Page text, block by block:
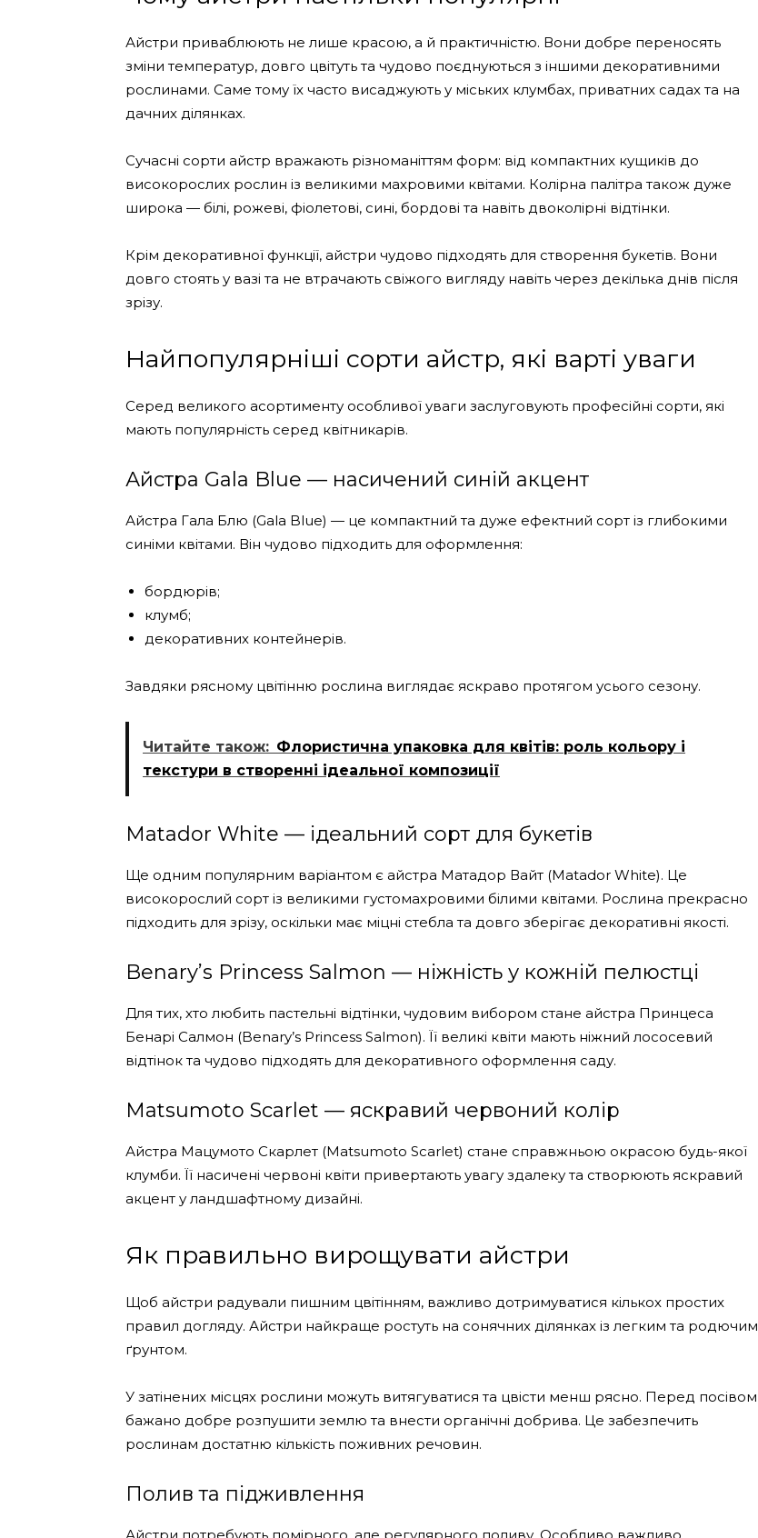
Айстри приваблюють не лише красою, а й практичністю. Вони добре переносять
зміни температур, довго цвітуть та чудово поєднуються з іншими декоративними
рослинами. Саме тому їх часто висаджують у міських клумбах, приватних садах та на
дачних ділянках.
Сучасні сорти айстр вражають різноманіттям форм: від компактних кущиків до
високорослих рослин із великими махровими квітами. Колірна палітра також дуже
широка — білі, рожеві, фіолетові, сині, бордові та навіть двоколірні відтінки.
Крім декоративної функції, айстри чудово підходять для створення букетів. Вони
довго стоять у вазі та не втрачають свіжого вигляду навіть через декілька днів після
зрізу.
Найпопулярніші сорти айстр, які варті уваги
Серед великого асортименту особливої уваги заслуговують професійні сорти, які
мають популярність серед квітникарів.
Айстра Gala Blue — насичений синій акцент
Айстра Гала Блю (Gala Blue) — це компактний та дуже ефектний сорт із глибокими
синіми квітами. Він чудово підходить для оформлення:
бордюрів;
клумб;
декоративних контейнерів.
Завдяки рясному цвітінню рослина виглядає яскраво протягом усього сезону.
Читайте також: Флористична упаковка для квітів: роль кольору і
текстури в створенні ідеальної композиції
Matador White — ідеальний сорт для букетів
Ще одним популярним варіантом є айстра Матадор Вайт (Matador White). Це
високорослий сорт із великими густомахровими білими квітами. Рослина прекрасно
підходить для зрізу, оскільки має міцні стебла та довго зберігає декоративні якості.
Benary’s Princess Salmon — ніжність у кожній пелюстці
Для тих, хто любить пастельні відтінки, чудовим вибором стане айстра Принцеса
Бенарі Салмон (Benary’s Princess Salmon). Її великі квіти мають ніжний лососевий
відтінок та чудово підходять для декоративного оформлення саду.
Matsumoto Scarlet — яскравий червоний колір
Айстра Мацумото Скарлет (Matsumoto Scarlet) стане справжньою окрасою будь-якої
клумби. Її насичені червоні квіти привертають увагу здалеку та створюють яскравий
акцент у ландшафтному дизайні.
Як правильно вирощувати айстри
Щоб айстри радували пишним цвітінням, важливо дотримуватися кількох простих
правил догляду. Айстри найкраще ростуть на сонячних ділянках із легким та родючим
ґрунтом.
У затінених місцях рослини можуть витягуватися та цвісти менш рясно. Перед посівом
бажано добре розпушити землю та внести органічні добрива. Це забезпечить
рослинам достатню кількість поживних речовин.
Полив та підживлення